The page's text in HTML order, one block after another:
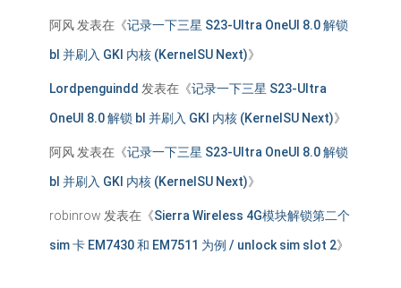
阿风 发表在《记录一下三星 S23-Ultra OneUI 8.0 解锁
bl 并刷入 GKI 内核 (KernelSU Next)》
Lordpenguindd 发表在《记录一下三星 S23-Ultra
OneUI 8.0 解锁 bl 并刷入 GKI 内核 (KernelSU Next)》
阿风 发表在《记录一下三星 S23-Ultra OneUI 8.0 解锁
bl 并刷入 GKI 内核 (KernelSU Next)》
robinrow 发表在《Sierra Wireless 4G模块解锁第二个
sim 卡 EM7430 和 EM7511 为例 / unlock sim slot 2》